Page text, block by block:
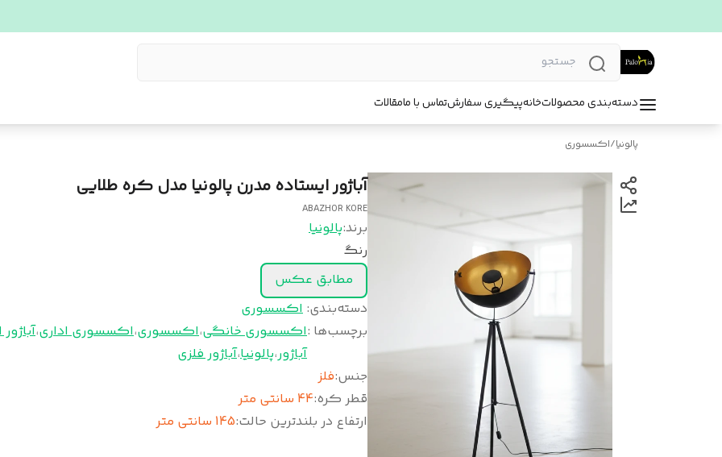
دسته‌بندی محصولاتخانهپیگیری سفارشتماس با مامقالات
پالونیا/اکسسوری
آباژور ایستاده مدرن پالونیا مدل کره طلایی
ABAZHOR KORE
برند:پالونیا
رنگ
مطابق عکس
دسته‌بندی: اکسسوری
برچسب‌ها :اکسسوری خانگی،اکسسوری،اکسسوری اداری،
آباژور،پالونیا،آباژور فلزی
جنس:فلز
قطر کره:44 سانتی متر
ارتفاع در بلندترین حالت:145 سانتی متر